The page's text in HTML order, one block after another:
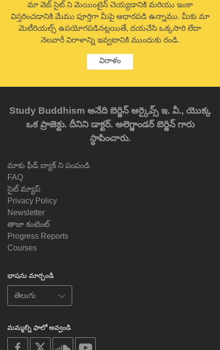
మా వెబ్ సైట్ ని మెయింటైన్ చెయ్యడానికి మరియు ఇంకా
విస్తరించడానికి మేము పూర్తిగా మీపై ఆధారపడి ఉన్నాము. మీకు మా
మెటీరియల్స్ ఉపయోగపడినట్లయితే, దయచేసి ఒక్కసారి లేదా
నెలవారీ విరాళాన్ని ఇవ్వటానికి ముందుకు రండి.
విరాళం
Study Buddhism అనేది బెర్జిన్ ఆర్కైవ్స్ ఇ. వీ., యొక్క
ఒక ప్రాజెక్టు. దీనిని డాక్టర్. అలెగ్జాండర్ బెర్జిన్ గారు
స్థాపించారు.
మాకు ఫీడ్ బ్యాక్ ని పంపండి
FAQ
సైట్ మ్యాప్
Privacy Policy
Newsletter
తాజా కంటెంట్
Progress Reports
Courses
భాషను మార్చండి
మమ్మల్ని ఫాలో అవ్వండి
on